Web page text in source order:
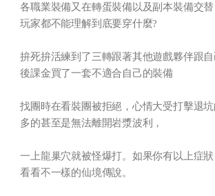
各職業裝備又在轉蛋裝備以及副本裝備交
玩家都不能理解到底要穿什麼?
拚死拚活練到了三轉跟著其他遊戲夥伴跟
後課金買了一套不適合自己的裝備
找團時在看裝團被拒絕，心情大受打擊退
多的甚至是無法離開岩漿波利，
一上龍巢穴就被怪爆打。如果你有以上症
看看不一樣的仙境傳說。